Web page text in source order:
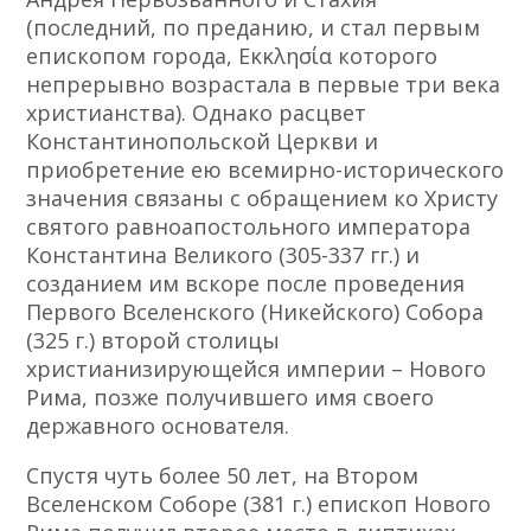
(последний, по преданию, и стал первым
епископом города, Εκκλησία которого
непрерывно возрастала в первые три века
христианства). Однако расцвет
Константинопольской Церкви и
приобретение ею всемирно-исторического
значения связаны с обращением ко Христу
святого равноапостольного императора
Константина Великого (305-337 гг.) и
созданием им вскоре после проведения
Первого Вселенского (Никейского) Собора
(325 г.) второй столицы
христианизирующейся империи – Нового
Рима, позже получившего имя своего
державного основателя.
Спустя чуть более 50 лет, на Втором
Вселенском Соборе (381 г.) епископ Нового